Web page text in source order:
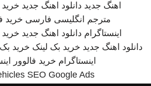
اهنگ جدید دانلود اهنگ جدید خرید
مترجم انگلیسی فارسی خرید
اینستاگرام دانلود اهنگ جدید خرید
دانلود اهنگ جدید خرید بک لینک خرید
اینستاگرام خرید فالوور
SEO Google Ads